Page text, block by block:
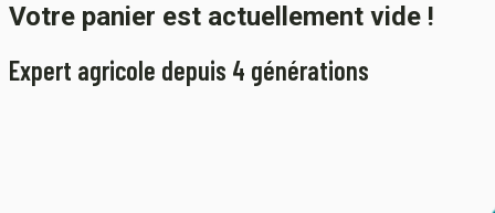
Votre panier est actuellement vide !
Expert agricole depuis 4 générations